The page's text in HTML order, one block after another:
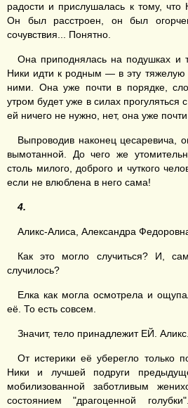
радости и прислушалась к тому, что
Он был расстроен, он был
сочувствия... Понятно.
Она приподнялась на подушках и
Ники идти к родным — в эту
ними. Она уже почти в порядке,
утром будет уже в силах прогуляться
ей ничего не нужно, нет, она уже почти
Выпроводив наконец цесаревича,
вымотанной. До чего же
столь милого, доброго и чуткого
если не влюблена в него сама!
4.
Аликс-Алиса, Александра
Как это могло случиться? И,
случилось?
Елка как могла осмотрела и
её. То есть совсем.
Значит, тело принадлежит ЕЙ.
От истерики её уберегло только
Ники и лучшей подруги
мобилизованной заботливым
состоянием "драгоценной